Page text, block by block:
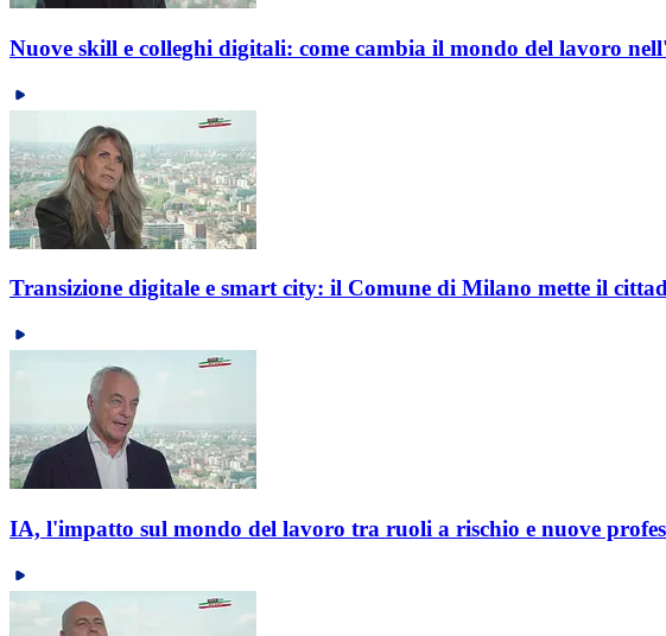
Nuove skill e colleghi digitali: come cambia il mondo del lavoro
Transizione digitale e smart city: il Comune di Milano mette il
IA, l'impatto sul mondo del lavoro tra ruoli a rischio e nuove